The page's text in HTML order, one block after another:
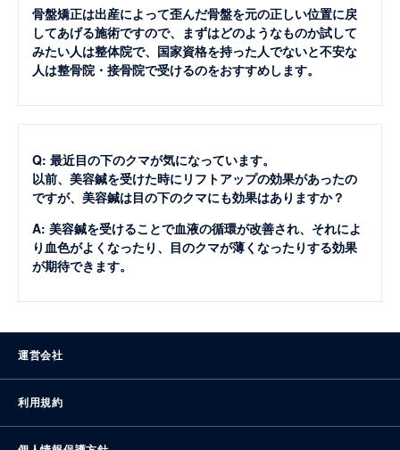
骨盤矯正は出産によって歪んだ骨盤を元の正しい位置に戻
してあげる施術ですので、まずはどのようなものか試して
みたい人は整体院で、国家資格を持った人でないと不安な
人は整骨院・接骨院で受けるのをおすすめします。
Q: 最近目の下のクマが気になっています。
以前、美容鍼を受けた時にリフトアップの効果があったの
ですが、美容鍼は目の下のクマにも効果はありますか？
A: 美容鍼を受けることで血液の循環が改善され、それによ
り血色がよくなったり、目のクマが薄くなったりする効果
が期待できます。
運営会社
利用規約